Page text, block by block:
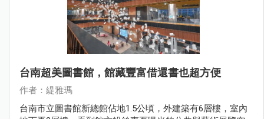
台南超美圖書館，館藏豐富借還書也超方便
作者：緹雅瑪
台南市立圖書館新總館佔地1.5公頃，外建築有6層樓，室內